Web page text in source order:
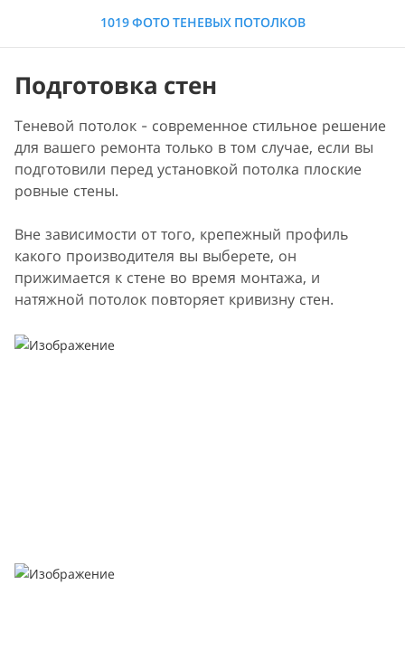
1019 ФОТО ТЕНЕВЫХ ПОТОЛКОВ
Подготовка стен
Теневой потолок - современное стильное решение
для вашего ремонта только в том случае, если вы
подготовили перед установкой потолка плоские
ровные стены.
Вне зависимости от того, крепежный профиль
какого производителя вы выберете, он
прижимается к стене во время монтажа, и
натяжной потолок повторяет кривизну стен.